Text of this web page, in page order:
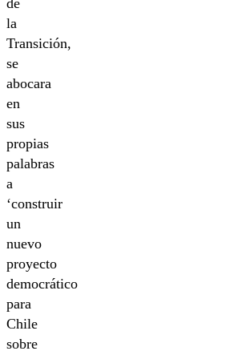
de
la
Transición,
se
abocara
en
sus
propias
palabras
a
‘construir
un
nuevo
proyecto
democrático
para
Chile
sobre